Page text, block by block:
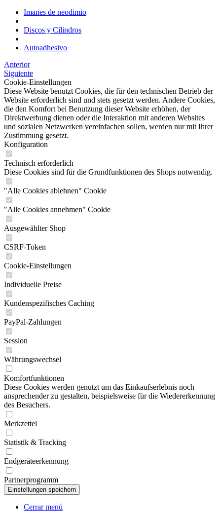
Imanes de neodimio
Discos y Cilindros
Autoadhesivo
Anterior
Siguiente
Cookie-Einstellungen
Diese Website benutzt Cookies, die für den technischen Betrieb der
Website erforderlich sind und stets gesetzt werden. Andere Cookies,
die den Komfort bei Benutzung dieser Website erhöhen, der
Direktwerbung dienen oder die Interaktion mit anderen Websites
und sozialen Netzwerken vereinfachen sollen, werden nur mit Ihrer
Zustimmung gesetzt.
Konfiguration
Technisch erforderlich
Diese Cookies sind für die Grundfunktionen des Shops notwendig.
"Alle Cookies ablehnen" Cookie
"Alle Cookies annehmen" Cookie
Ausgewählter Shop
CSRF-Token
Cookie-Einstellungen
Individuelle Preise
Kundenspezifisches Caching
PayPal-Zahlungen
Session
Währungswechsel
Komfortfunktionen
Diese Cookies werden genutzt um das Einkaufserlebnis noch
ansprechender zu gestalten, beispielsweise für die Wiedererkennung
des Besuchers.
Merkzettel
Statistik & Tracking
Endgeräteerkennung
Partnerprogramm
Cerrar menú